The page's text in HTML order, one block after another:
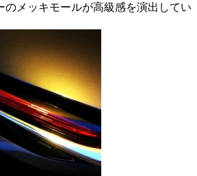
のメッキモールが高級感を演出してい